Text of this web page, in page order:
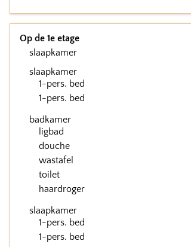
Op de 1e etage
slaapkamer
slaapkamer
1-pers. bed
1-pers. bed
badkamer
ligbad
douche
wastafel
toilet
haardroger
slaapkamer
1-pers. bed
1-pers. bed